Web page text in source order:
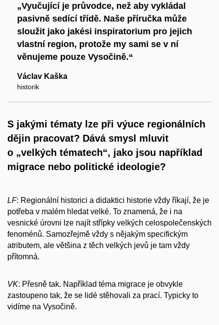
„Vyučující je průvodce, než aby vykládal
pasivně sedící třídě. Naše příručka může
sloužit jako jakési inspiratorium pro jejich
vlastní region, protože my sami se v ní
věnujeme pouze Vysočině.“
Václav Kaška
historik
S jakými tématy lze při výuce regionálních
dějin pracovat? Dává smysl mluvit
o „velkých tématech“, jako jsou například
migrace nebo politické ideologie?
LF: Regionální historici a didaktici historie vždy říkají, že je
potřeba v malém hledat velké. To znamená, že i na
vesnické úrovni lze najít střípky velkých celospolečenských
fenoménů. Samozřejmě vždy s nějakým specifickým
atributem, ale většina z těch velkých jevů je tam vždy
přítomná.
VK: Přesně tak. Například téma migrace je obvykle
zastoupeno tak, že se lidé stěhovali za prací. Typicky to
vidíme na Vysočině.